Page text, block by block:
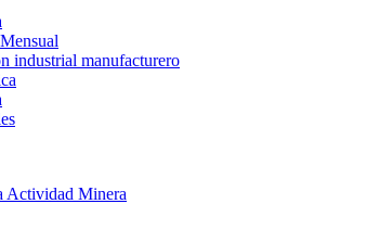
industrial manufacturero
Actividad Minera